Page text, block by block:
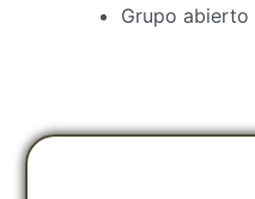
Grupo abierto